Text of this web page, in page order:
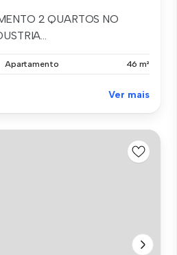
2 QUARTOS NO
Apartamento 46 m²
Ver mais